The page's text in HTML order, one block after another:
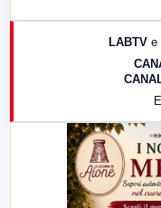
LABTV e